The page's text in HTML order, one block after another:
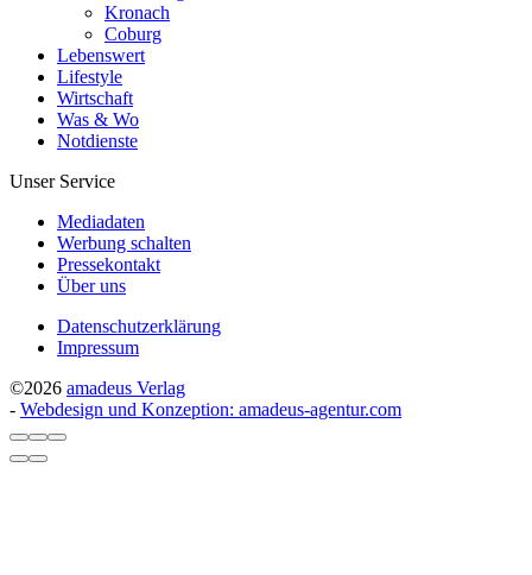
Kronach
Coburg
Lebenswert
Lifestyle
Wirtschaft
Was & Wo
Notdienste
Unser Service
Mediadaten
Werbung schalten
Pressekontakt
Über uns
Datenschutzerklärung
Impressum
©2026 amadeus Verlag
- Webdesign und Konzeption: amadeus-agentur.com